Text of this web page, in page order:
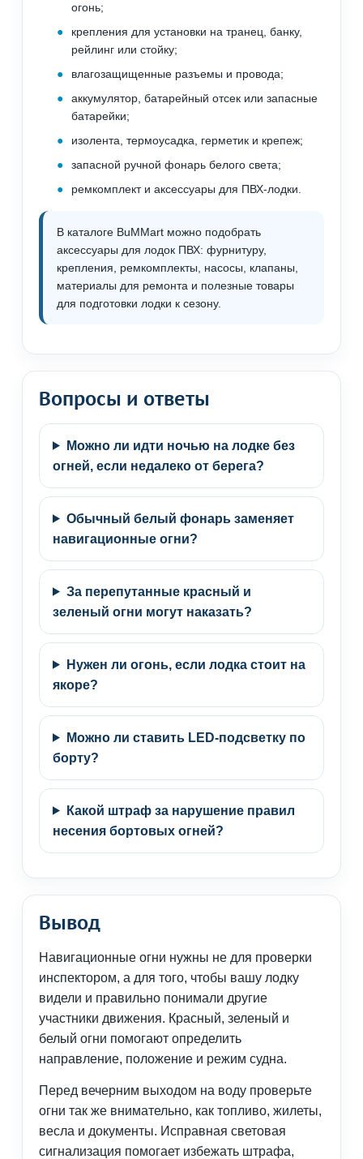
огонь;
крепления для установки на транец, банку,
рейлинг или стойку;
влагозащищенные разъемы и провода;
аккумулятор, батарейный отсек или запасные
батарейки;
изолента, термоусадка, герметик и крепеж;
запасной ручной фонарь белого света;
ремкомплект и аксессуары для ПВХ-лодки.
В каталоге BuMMart можно подобрать
аксессуары для лодок ПВХ: фурнитуру,
крепления, ремкомплекты, насосы, клапаны,
материалы для ремонта и полезные товары
для подготовки лодки к сезону.
Вопросы и ответы
Можно ли идти ночью на лодке без
огней, если недалеко от берега?
Обычный белый фонарь заменяет
навигационные огни?
За перепутанные красный и
зеленый огни могут наказать?
Нужен ли огонь, если лодка стоит на
якоре?
Можно ли ставить LED-подсветку по
борту?
Какой штраф за нарушение правил
несения бортовых огней?
Вывод
Навигационные огни нужны не для проверки
инспектором, а для того, чтобы вашу лодку
видели и правильно понимали другие
участники движения. Красный, зеленый и
белый огни помогают определить
направление, положение и режим судна.
Перед вечерним выходом на воду проверьте
огни так же внимательно, как топливо, жилеты,
весла и документы. Исправная световая
сигнализация помогает избежать штрафа,